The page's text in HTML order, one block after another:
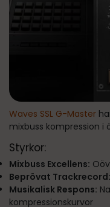
Waves SSL G-Master
mixbuss kompression i
Styrkor:
Mixbuss Excellens:
Beprövat Trackrecord:
Musikalisk Respons:
kompressionskurvor